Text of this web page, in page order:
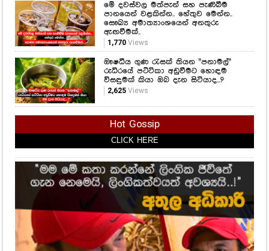
මේ දවස්වල මත්පැන් සහ පැණිබීම
පානයෙන් වළකින්න.. හේතුව මෙන්න..
සෞඛ්‍ය අමාත්‍යාංශයෙන් අනතුරු
ඇඟවීමක්..
1,770Views
ඖෂධීය ගුණ රැසක් තියන "පනාමල්"
රුධිරයේ පට්ටිකා අඩුවීමට හොඳම
විසඳුමක් කියා ඔබ දැන සිටියාද...?
2,625Views
Hot Gossip
CLICK HERE